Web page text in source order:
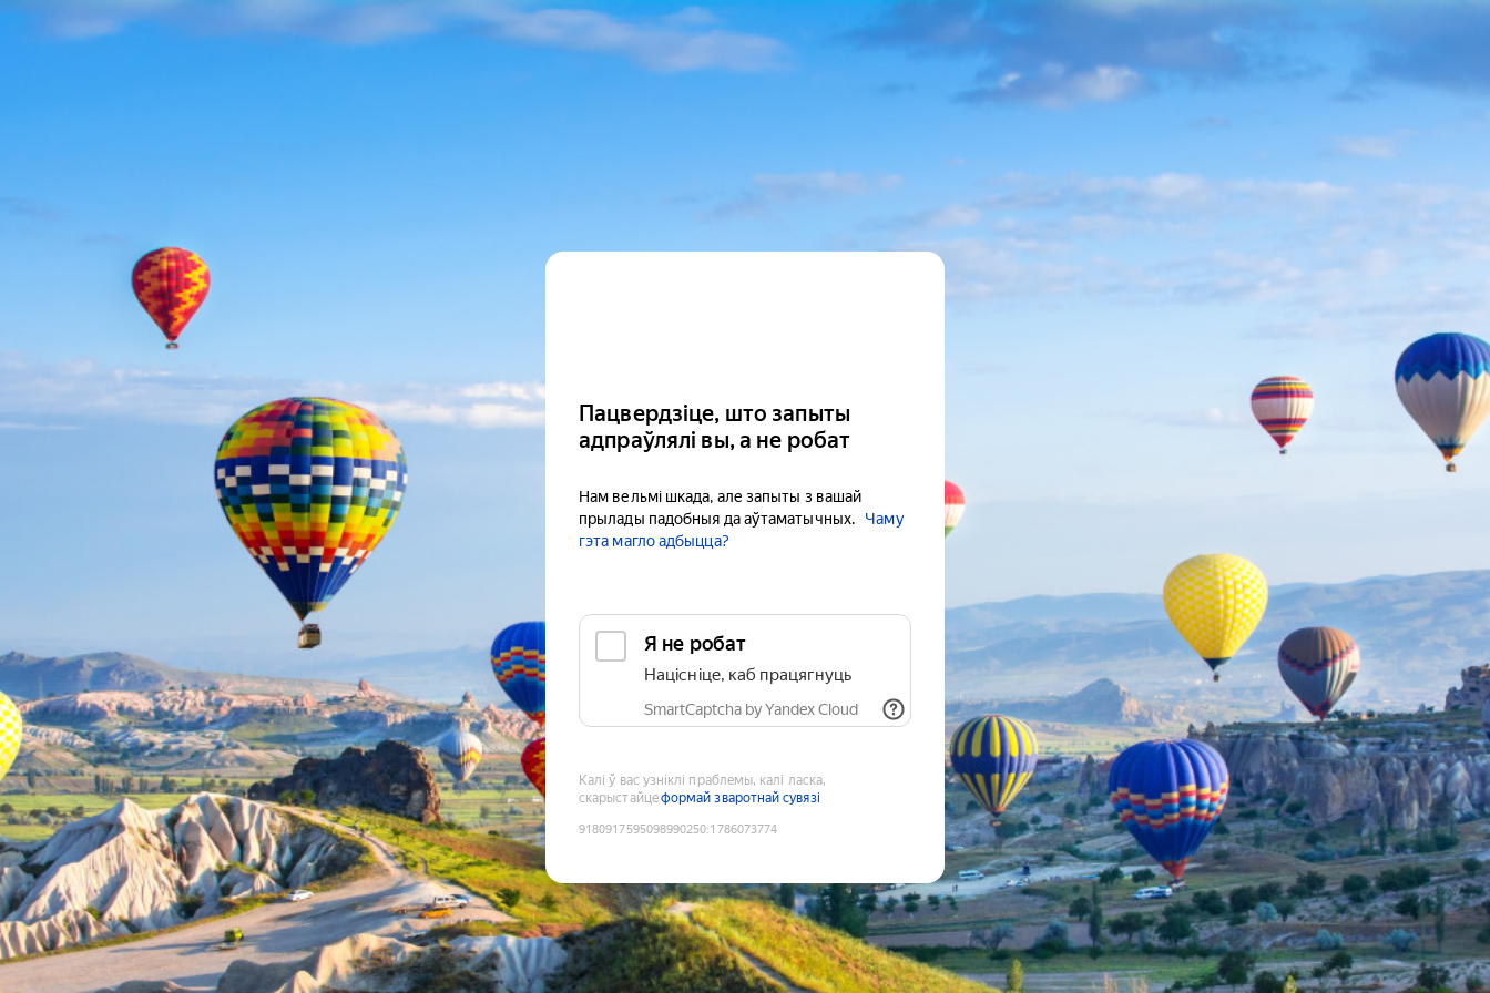
Пацвердзіце, што запыты
адпраўлялі вы, а не робат
Нам вельмі шкада, але запыты з вашай
прылады падобныя да аўтаматычных.
Чаму
гэта магло адбыцца?
Я не робат
Націсніце, каб працягнуць
SmartCaptcha by Yandex Cloud
Калі ў вас узніклі праблемы, калі ласка,
скарыстайцеформай зваротнай сувязі
9180917595098990250:1786073774